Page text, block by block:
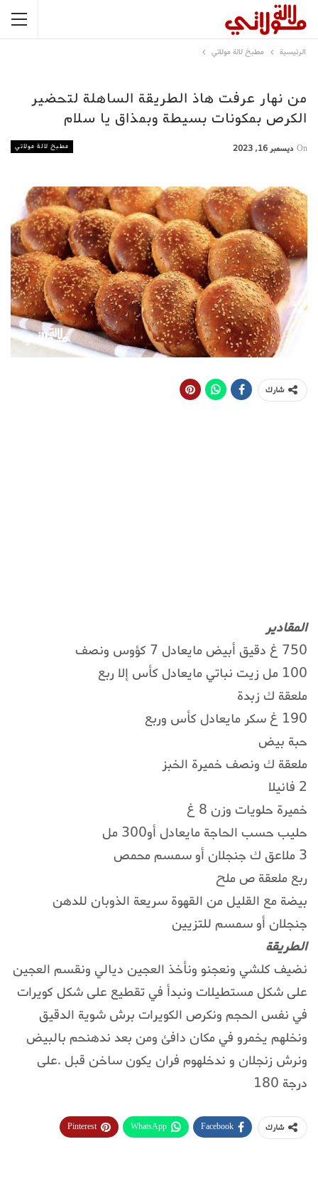
الرئيسية مطبخ لالة مولاتي
من نهار عرفت هاذ الطريقة الساهلة لتحضير
الكرص بمكونات بسيطة وبمذاق يا سلام
مطبخ لالة مولاتي On ديسمبر 16, 2023
شارك
المقادير
750 غ دقيق أبيض مايعادل 7 كؤوس ونصف
100 مل زيت نباتي مايعادل كأس إلا ربع
ملعقة ك زبدة
190 غ سكر مايعادل كأس وربع
حبة بيض
ملعقة ك ونصف خميرة الخبز
2 فانيلا
خميرة حلويات وزن 8 غ
حليب حسب الحاجة مايعادل أو300 مل
3 ملاعق ك جنجلان أو سمسم محمص
ربع ملعقة ص ملح
بيضة مع القليل من القهوة سريعة الذوبان للدهن
جنجلان أو سمسم للتزيين
الطريقة
نضيف كلشي ونعجنو ونأخذ العجين ديالي ونقسم العجين
على شكل مستطيلات ونبدأ في تقطيع على شكل كويرات
في نفس الحجم ونكرص الكويرات برش شوية الدقيق
ونخلهم يخمرو في مكان دافئ ومن بعد ندهنحم بالبيض
ونرش زنجلان و ندخلهوم فران يكون ساخن قبل .على
درجة 180
شارك Facebook
WhatsApp
Pinterest